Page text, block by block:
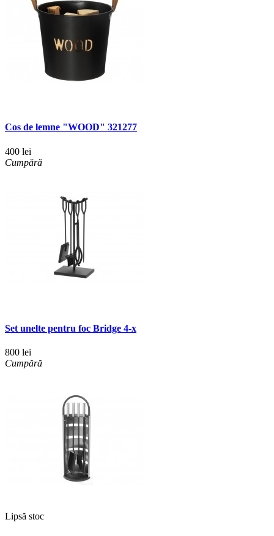
Cos de lemne "WOOD" 321277
400 lei
Cumpără
Set unelte pentru foc Bridge 4-х
800 lei
Cumpără
Lipsă stoc